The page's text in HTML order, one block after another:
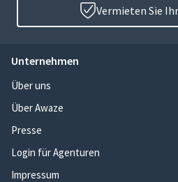
Vermieten Sie
Unternehmen
Über uns
Über Awaze
Presse
Login für Agenturen
Impressum